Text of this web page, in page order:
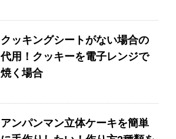
クッキングシートがない場合の
代用！クッキーを電子レンジで
焼く場合
アンパンマン立体ケーキを簡単